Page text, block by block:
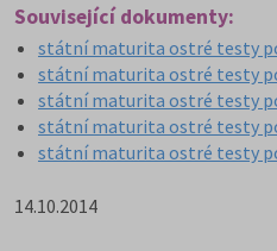
Související dokumenty:
státní maturita ostré testy
státní maturita ostré testy
státní maturita ostré testy
státní maturita ostré testy
státní maturita ostré testy
14.10.2014